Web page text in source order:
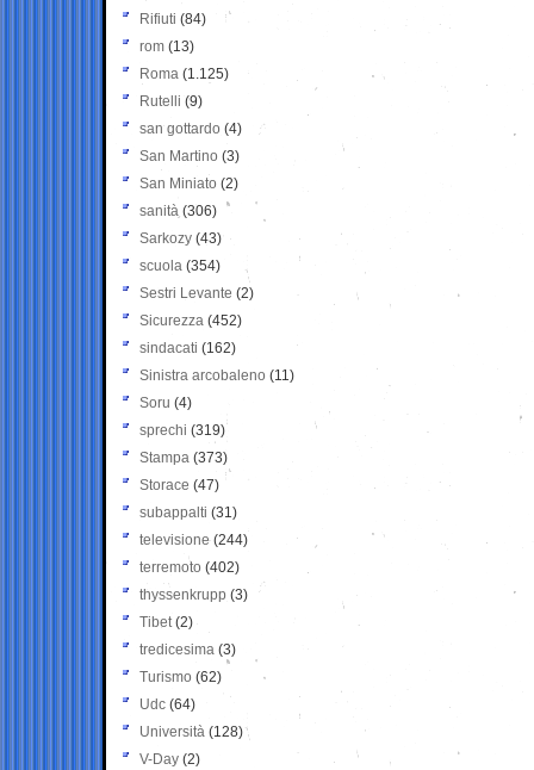
Rifiuti (84)
rom (13)
Roma (1.125)
Rutelli (9)
san gottardo (4)
San Martino (3)
San Miniato (2)
sanità (306)
Sarkozy (43)
scuola (354)
Sestri Levante (2)
Sicurezza (452)
sindacati (162)
Sinistra arcobaleno (11)
Soru (4)
sprechi (319)
Stampa (373)
Storace (47)
subappalti (31)
televisione(244)
terremoto (402)
thyssenkrupp (3)
Tibet(2)
tredicesima (3)
Turismo (62)
Udc (64)
Università (128)
V-Day (2)